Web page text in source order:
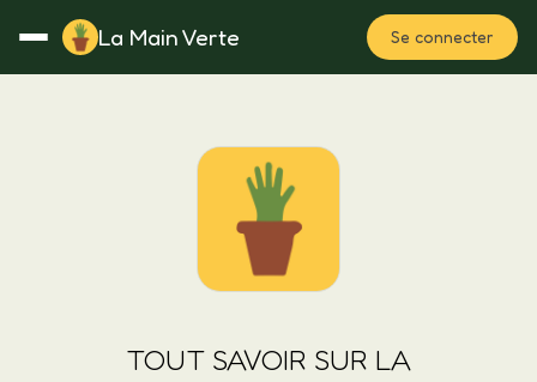
La Main Verte Se connecter
Notes Fertilisation
TOUT SAVOIR SUR LA